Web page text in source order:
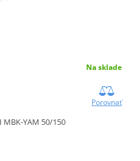
Na sklade
Porovnať
MBK-YAM 50/150